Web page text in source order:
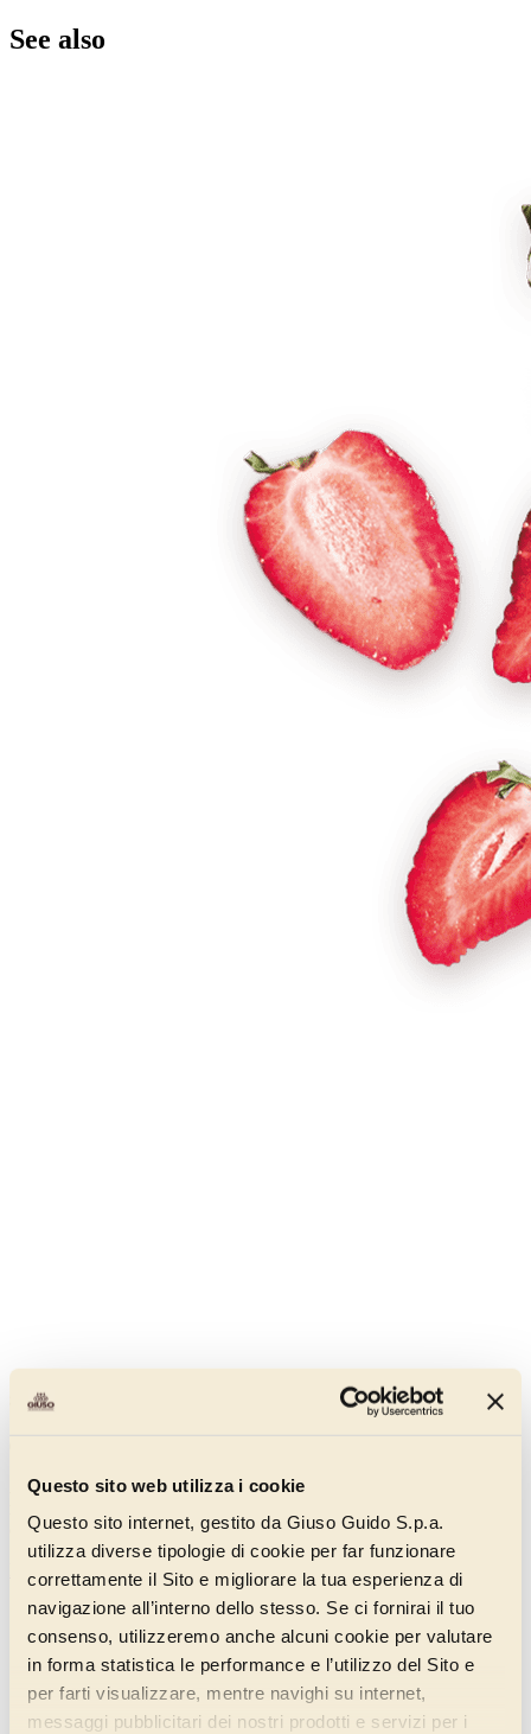
Questo sito web utilizza i cookie
Questo sito internet, gestito da Giuso Guido S.p.a.
utilizza diverse tipologie di cookie per far funzionare
correttamente il Sito e migliorare la tua esperienza di
navigazione all’interno dello stesso. Se ci fornirai il tuo
consenso, utilizzeremo anche alcuni cookie per valutare
in forma statistica le performance e l’utilizzo del Sito e
per farti visualizzare, mentre navighi su internet,
messaggi pubblicitari dei nostri prodotti e servizi per i
See also
Strawberry Flash
A complete preparation for strawberry flavour gelato without added
only 2,5 litres of water must be added.
Discover more